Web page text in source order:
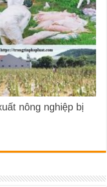
nông nghiệp bị